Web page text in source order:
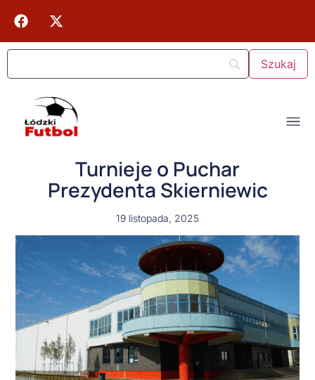
Turnieje o Puchar
Prezydenta Skierniewic
19 listopada, 2025